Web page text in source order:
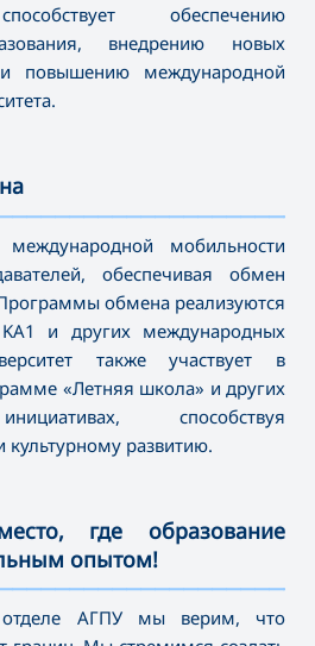
обеспечению
внедрению новых
повышению международной
международной мобильности
обеспечивая обмен
обмена реализуются
и других международных
также участвует в
«Летняя школа» и других
способствуя
развитию.
где образование
опытом!
АГПУ мы верим, что